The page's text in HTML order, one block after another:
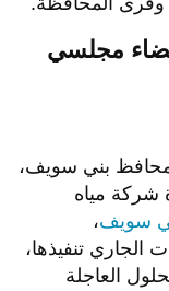
مجلسي
محافظ بني سويف،
شركة مياه
سويف،
تنفيذها،
العاجلة